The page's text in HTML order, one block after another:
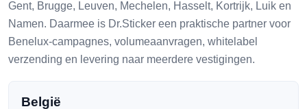
Gent, Brugge, Leuven, Mechelen, Hasselt, Kortrijk, Luik en
Namen. Daarmee is Dr.Sticker een praktische partner voor
Benelux-campagnes, volumeaanvragen, whitelabel
verzending en levering naar meerdere vestigingen.
België